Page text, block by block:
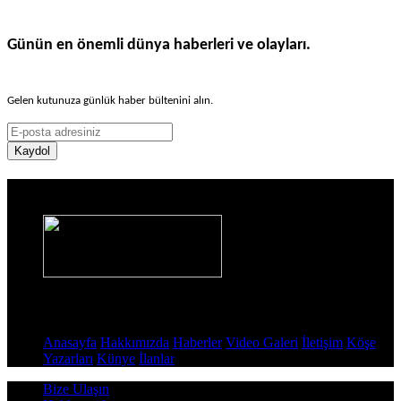
Günün en önemli dünya haberleri ve olayları.
Gelen kutunuza günlük haber bültenini alın.
Kaydol
Anasayfa Hakkımızda Haberler Video Galeri İletişim Köşe
Yazarları Künye İlanlar
Bize Ulaşın